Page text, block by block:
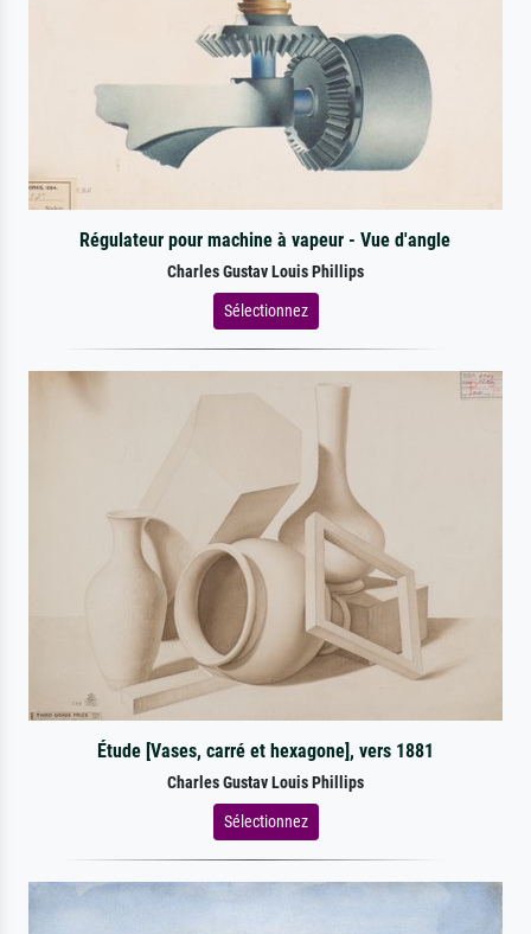
Régulateur pour machine à vapeur - Vue d'angle
Charles Gustav Louis Phillips
Sélectionnez
Étude [Vases, carré et hexagone], vers 1881
Charles Gustav Louis Phillips
Sélectionnez